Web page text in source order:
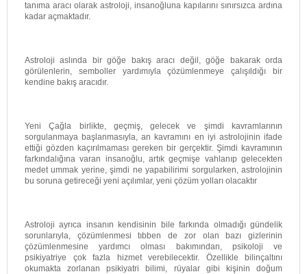
tanıma aracı olarak astroloji, insanoğluna kapılarını sınırsızca ardına
kadar açmaktadır.
Astroloji aslında bir göğe bakış aracı değil, göğe bakarak orda
görülenlerin, semboller yardımıyla çözümlenmeye çalışıldığı bir
kendine bakış aracıdır.
Yeni Çağla birlikte, geçmiş, gelecek ve şimdi kavramlarının
sorgulanmaya başlanmasıyla, an kavramını en iyi astrolojinin ifade
ettiği gözden kaçırılmaması gereken bir gerçektir. Şimdi kavramının
farkındalığına varan insanoğlu, artık geçmişe vahlanıp gelecekten
medet ummak yerine, şimdi ne yapabilirimi sorgularken, astrolojinin
bu soruna getireceği yeni açılımlar, yeni çözüm yolları olacaktır
Astroloji ayrıca insanın kendisinin bile farkında olmadığı gündelik
sorunlarıyla, çözümlenmesi tıbben de zor olan bazı gizlerinin
çözümlenmesine yardımcı olması bakımından, psikoloji ve
psikiyatriye çok fazla hizmet verebilecektir. Özellikle bilinçaltını
okumakta zorlanan psikiyatri bilimi, rüyalar gibi kişinin doğum